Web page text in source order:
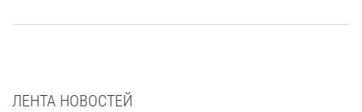
ЛЕНТА НОВОСТЕЙ